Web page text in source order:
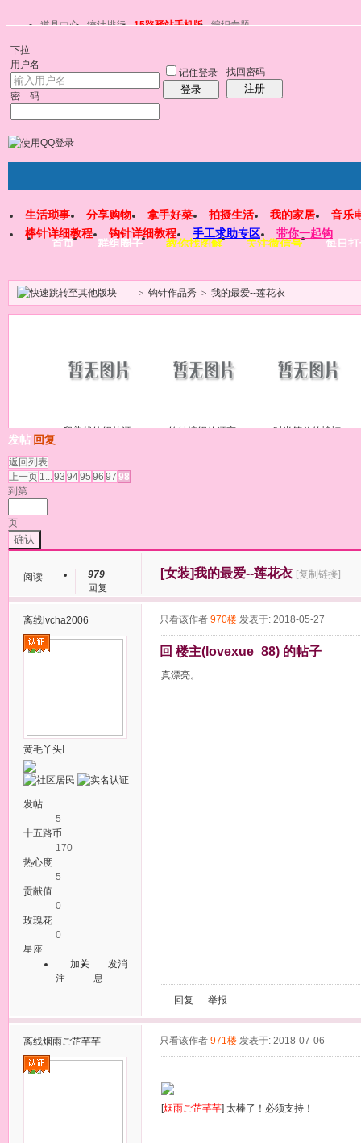
道具中心 统计排行 15路驿站手机版 编织专题
下拉
用户名
密 码
记住登录
登录
找回密码
注册
首页 群组圈子 教你找图解 关注微信号 每日
生活琐事 分享购物 拿手好菜 拍摄生活 我的家居
音乐
棒针详细教程
钩针详细教程 手工求助专区 带你一起钩
> 钩针作品秀 > 我的最爱--莲花衣
段染线钩织的漂 钩针编织的漂亮 时尚简单的蝙蝠
发帖 回复
返回列表
上一页 1...93 9495 96 97 98
到第
页
确认
阅读
979
回复
[女装]我的最爱--莲花衣 [复制链接]
离线lvcha2006
黄毛丫头Ⅰ
发帖
5
十五路币
170
热心度
5
贡献值
0
玫瑰花
0
星座
加关
注
发消
息
只看该作者 970楼 发表于: 2018-05-27
回 楼主(lovexue_88) 的帖子
真漂亮。
回复 举报
离线烟雨ご芷芊芊 只看该作者 971楼 发表于: 2018-07-06
[烟雨ご芷芊芊] 太棒了！必须支持！